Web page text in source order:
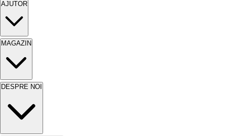
AJUTOR
MAGAZIN
DESPRE NOI